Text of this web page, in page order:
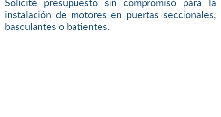
Solicite presupuesto sin compromiso para la
instalación de motores en puertas seccionales,
basculantes o batientes.